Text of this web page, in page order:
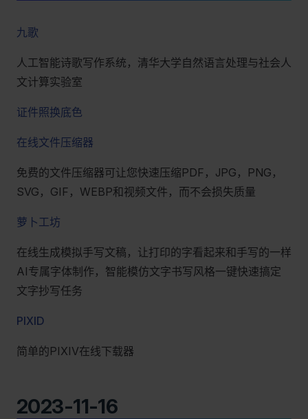
九歌
人工智能诗歌写作系统，清华大学自然语言处理与社会人
文计算实验室
证件照换底色
在线文件压缩器
免费的文件压缩器可让您快速压缩PDF，JPG，PNG，
SVG，GIF，WEBP和视频文件，而不会损失质量
萝卜工坊
在线生成模拟手写文稿，让打印的字看起来和手写的一样
AI专属字体制作，智能模仿文字书写风格一键快速搞定
文字抄写任务
PIXID
简单的PIXIV在线下载器
2023-11-16